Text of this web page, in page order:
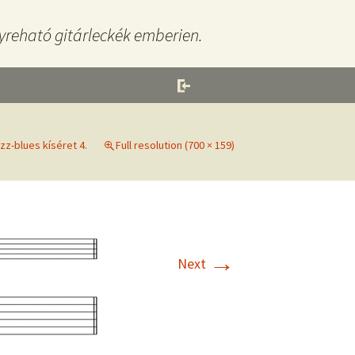
gitárleckék emberien.
blues kíséret 4. Full resolution (700 × 159)
Next →